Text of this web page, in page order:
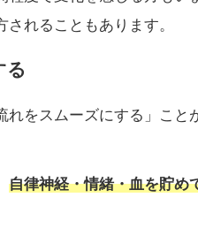
れることもあります。
る
をスムーズにする」こと
自律神経・情緒・血を貯め